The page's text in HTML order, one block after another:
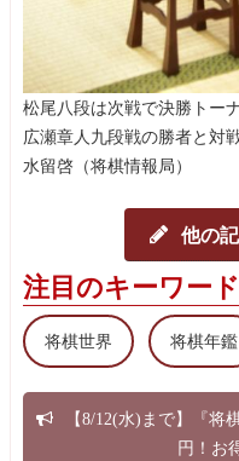
松尾八段は次戦で決勝トー
広瀬章人九段戦の勝者と対
水留啓（将棋情報局）
他の
注目のキーワード
将棋世界 将棋年鑑
【8/12(水)まで】『将
円！お